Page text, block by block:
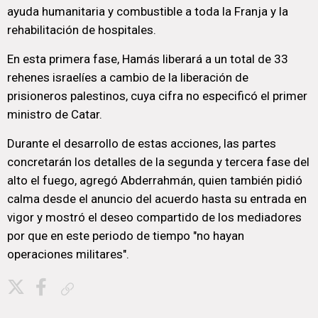
ayuda humanitaria y combustible a toda la Franja y la
rehabilitación de hospitales.
En esta primera fase, Hamás liberará a un total de 33
rehenes israelíes a cambio de la liberación de
prisioneros palestinos, cuya cifra no especificó el primer
ministro de Catar.
Durante el desarrollo de estas acciones, las partes
concretarán los detalles de la segunda y tercera fase del
alto el fuego, agregó Abderrahmán, quien también pidió
calma desde el anuncio del acuerdo hasta su entrada en
vigor y mostró el deseo compartido de los mediadores
por que en este periodo de tiempo "no hayan
operaciones militares".